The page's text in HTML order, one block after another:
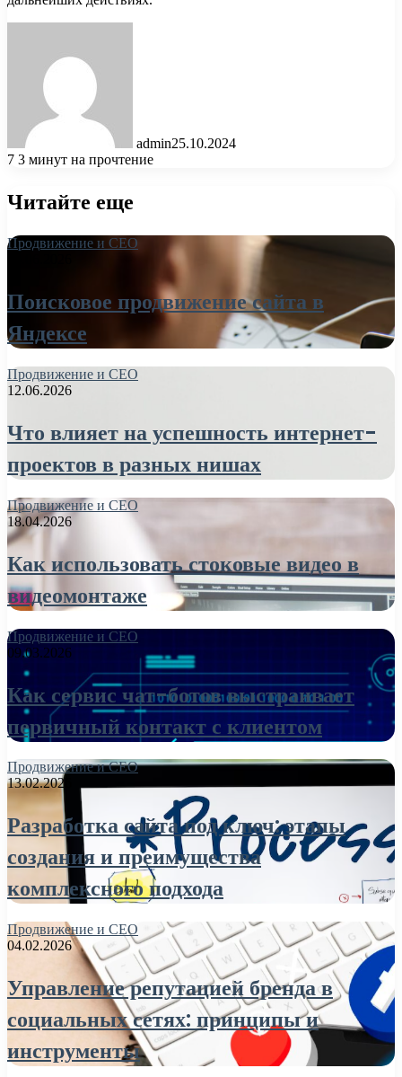
admin25.10.2024
7 3 минут на прочтение
Читайте еще
Продвижение и СЕО
Поисковое продвижение сайта в
Яндексе
Продвижение и СЕО
12.06.2026
Что влияет на успешность интернет-
проектов в разных нишах
Продвижение и СЕО
18.04.2026
Как использовать стоковые видео в
видеомонтаже
Продвижение и СЕО
09.03.2026
Как сервис чат-ботов выстраивает
первичный контакт с клиентом
Продвижение и СЕО
13.02.2026
Разработка сайта под ключ: этапы
создания и преимущества
комплексного подхода
Продвижение и СЕО
04.02.2026
Управление репутацией бренда в
социальных сетях: принципы и
инструменты